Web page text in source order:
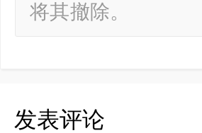
将其撤除。
发表评论